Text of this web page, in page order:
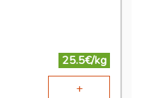
25.5€/kg
+